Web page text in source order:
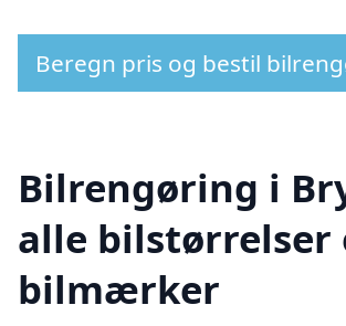
Beregn pris og bestil
Bilrengøring i
alle bilstørrelser
bilmærker